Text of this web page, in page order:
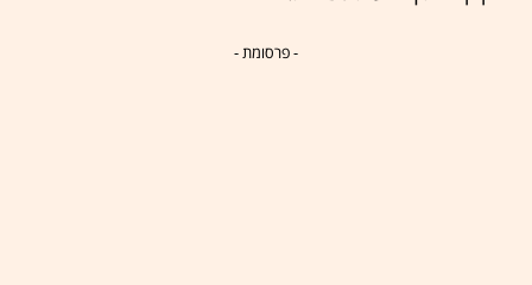
- פרסומת -